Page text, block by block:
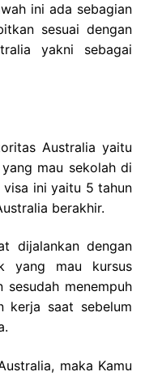
ini ada sebagian
sesuai dengan
yakni sebagai
Australia yaitu
mau sekolah di
visa ini yaitu 5 tahun
berakhir.
dijalankan dengan
yang mau kursus
sesudah menempuh
kerja saat sebelum
maka Kamu